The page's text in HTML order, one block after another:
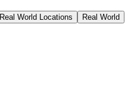
Real World Locations Real World